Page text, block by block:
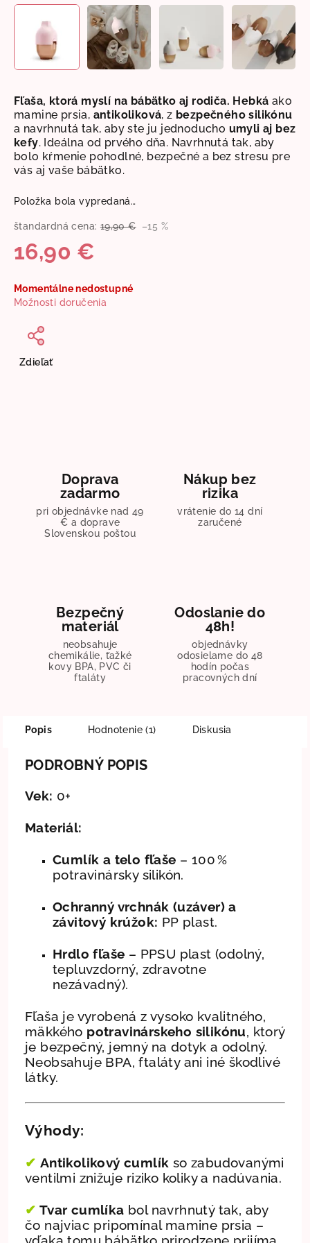
Fľaša, ktorá myslí na bábätko aj rodiča. Hebká ako
mamine prsia, antikoliková, z bezpečného silikónu
a navrhnutá tak, aby ste ju jednoducho umyli aj bez
kefy. Ideálna od prvého dňa. Navrhnutá tak, aby
bolo kŕmenie pohodlné, bezpečné a bez stresu pre
vás aj vaše bábätko.
Položka bola vypredaná…
štandardná cena: 19,90 € –15 %
16,90 €
cena:
Momentálne nedostupné
Možnosti doručenia
Zdieľať
Doprava
zadarmo
pri objednávke nad 49
€ a doprave
Slovenskou poštou
Nákup bez
rizika
vrátenie do 14 dní
zaručené
Bezpečný
materiál
neobsahuje
chemikálie, ťažké
kovy BPA, PVC či
ftaláty
Odoslanie do
48h!
objednávky
odosielame do 48
hodín počas
pracovných dní
Popis Hodnotenie (1) Diskusia
PODROBNÝ POPIS
Vek: 0+
Materiál:
Cumlík a telo fľaše – 100 %
potravinársky silikón.
Ochranný vrchnák (uzáver) a
závitový krúžok: PP plast.
Hrdlo fľaše – PPSU plast (odolný,
tepluvzdorný, zdravotne
nezávadný).
Fľaša je vyrobená z vysoko kvalitného,
mäkkého potravinárskeho silikónu, ktorý
je bezpečný, jemný na dotyk a odolný.
Neobsahuje BPA, ftaláty ani iné škodlivé
látky.
Výhody:
✔ Antikolikový cumlík so zabudovanými
ventilmi znižuje riziko koliky a nadúvania.
✔ Tvar cumlíka bol navrhnutý tak, aby
čo najviac pripomínal mamine prsia –
vďaka tomu bábätko prirodzene prijíma